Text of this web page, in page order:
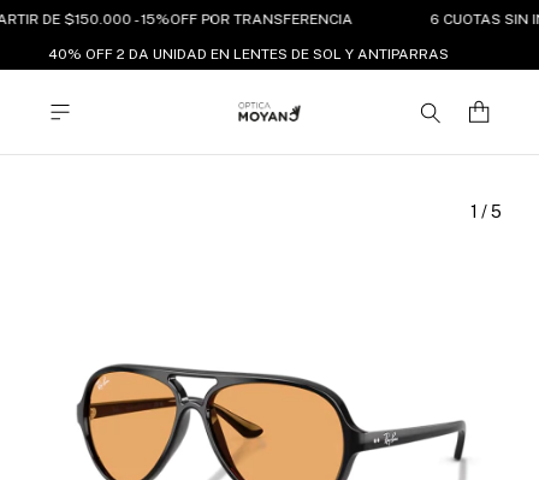
DE $150.000 - 15%OFF POR TRANSFERENCIA 6 CUOTAS SIN
40% OFF 2 DA UNIDAD EN LENTES DE SOL Y ANTIPARRAS
1 /5